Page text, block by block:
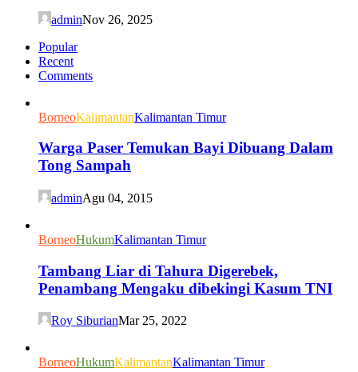
adminNov 26, 2025
Popular
Recent
Comments
BorneoKalimantanKalimantan Timur
Warga Paser Temukan Bayi Dibuang Dalam
Tong Sampah
adminAgu 04, 2015
BorneoHukumKalimantan Timur
Tambang Liar di Tahura Digerebek,
Penambang Mengaku dibekingi Kasum TNI
Roy SiburianMar 25, 2022
BorneoHukumKalimantanKalimantan Timur